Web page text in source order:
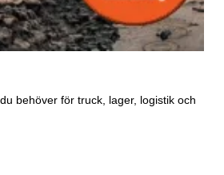
behöver för truck, lager, logistik och